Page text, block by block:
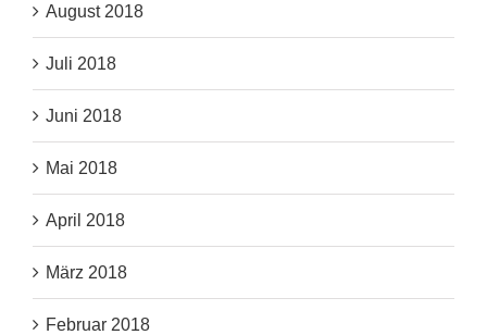
August 2018
Juli 2018
Juni 2018
Mai 2018
April 2018
März 2018
Februar 2018